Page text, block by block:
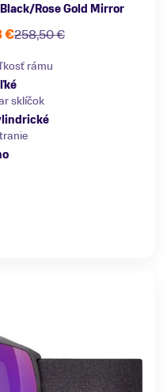
Rose Gold Mirror
258,50 €
€
rámu
sklíčok